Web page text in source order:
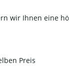
wir Ihnen eine
Preis